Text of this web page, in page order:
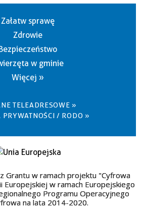
Załatw sprawę
Zdrowie
w gminie
Więcej »
TELEADRESOWE »
PRYWATNOŚCI / RODO »
Grantu w ramach projektu "Cyfrowa
Europejskiej w ramach Europejskiego
Programu Operacyjnego
na lata 2014-2020.